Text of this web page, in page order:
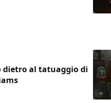
dietro al tatuaggio di